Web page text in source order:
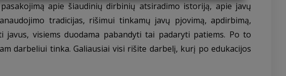
apie šiaudinių dirbinių atsiradimo istoriją, apie javų
tradicijas, rišimui tinkamų javų pjovimą, apdirbimą,
javus, visiems duodama pabandyti tai padaryti patiems. Po to
darbeliui tinka. Galiausiai visi rišite darbelį, kurį po edukacijos